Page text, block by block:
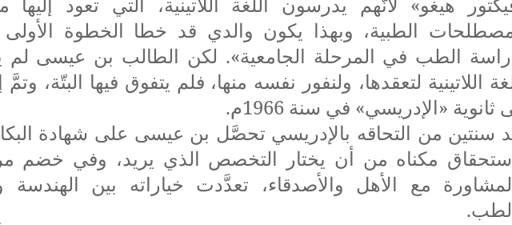
الطبية، وبهذا يكون والدي قد خطا الخطوة
الطب في المرحلة الجامعية». لكن الطالب بن عيسى لم
اللاتينية لتعقدها، ولنفور نفسه منها، فلم يتفوق فيها البتّة،
ثانوية «الإدريسي» في سنة 1966م.
سنتين من التحاقه بالإدريسي تحصَّل بن عيسى على شهادة
مكناه من أن يختار التخصص الذي يريد، وفي خضم
مع الأهل والأصدقاء، تعدَّدت خياراته بين الهندسة